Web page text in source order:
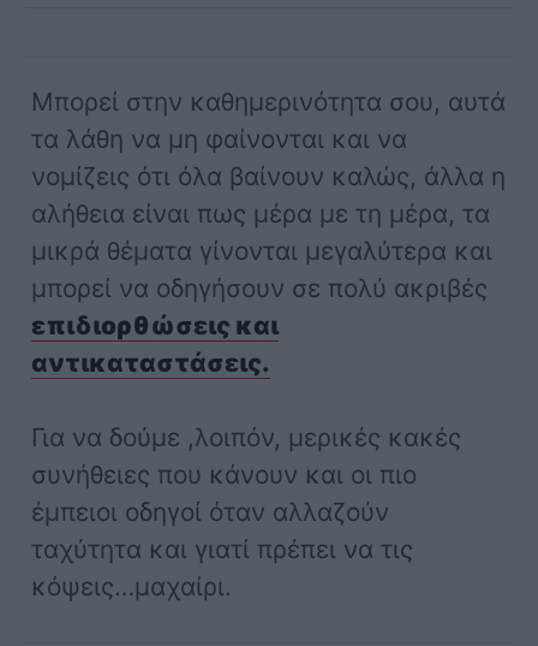
Μπορεί στην καθημερινότητα σου, αυτά
τα λάθη να μη φαίνονται και να
νομίζεις ότι όλα βαίνουν καλώς, άλλα η
αλήθεια είναι πως μέρα με τη μέρα, τα
μικρά θέματα γίνονται μεγαλύτερα και
μπορεί να οδηγήσουν σε πολύ ακριβές
επιδιορθώσεις και
αντικαταστάσεις.
Για να δούμε ,λοιπόν, μερικές κακές
συνήθειες που κάνουν και οι πιο
έμπειοι οδηγοί όταν αλλαζούν
ταχύτητα και γιατί πρέπει να τις
κόψεις…μαχαίρι.